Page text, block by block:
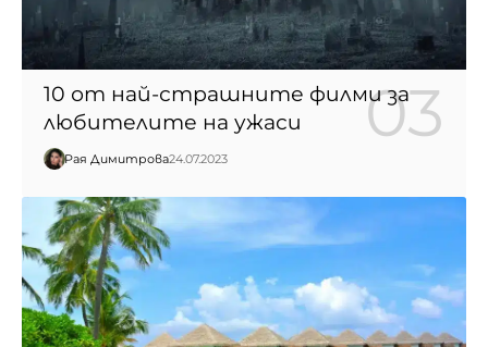
10 от най-страшните филми за
любителите на ужаси
Рая Димитрова24.07.2023